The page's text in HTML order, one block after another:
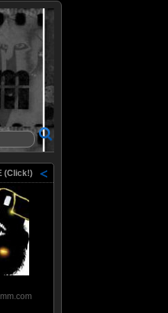
(Click!)